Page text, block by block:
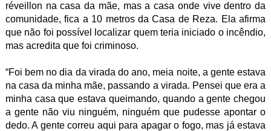
réveillon na casa da mãe, mas a casa onde vive dentro da
comunidade, fica a 10 metros da Casa de Reza. Ela afirma
que não foi possível localizar quem teria iniciado o incêndio,
mas acredita que foi criminoso.
“Foi bem no dia da virada do ano, meia noite, a gente estava
na casa da minha mãe, passando a virada. Pensei que era a
minha casa que estava queimando, quando a gente chegou
a gente não viu ninguém, ninguém que pudesse apontar o
dedo. A gente correu aqui para apagar o fogo, mas já estava